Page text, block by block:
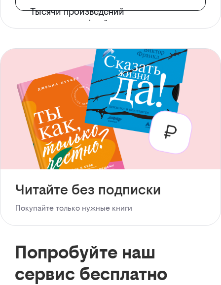
Тысячи произведений
с доступом офлайн
Читайте без подписки
Покупайте только нужные книги
Попробуйте наш
сервис бесплатно